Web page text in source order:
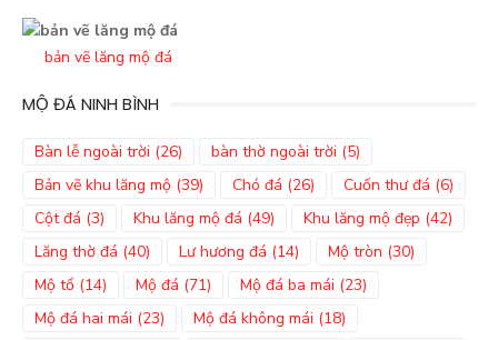
bản vẽ lăng mộ đá
MỘ ĐÁ NINH BÌNH
Bàn lễ ngoài trời (26) bàn thờ ngoài trời (5)
Bản vẽ khu lăng mộ (39) Chó đá (26) Cuốn thư đá (6)
Cột đá (3) Khu lăng mộ đá (49) Khu lăng mộ đẹp (42)
Lăng thờ đá (40) Lư hương đá (14) Mộ tròn (30)
Mộ tổ (14) Mộ đá (71) Mộ đá ba mái (23)
Mộ đá hai mái (23) Mộ đá không mái (18)